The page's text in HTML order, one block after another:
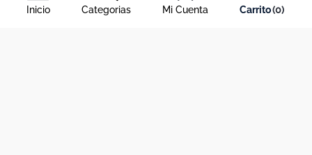
Inicio Categorias Mi Cuenta 0